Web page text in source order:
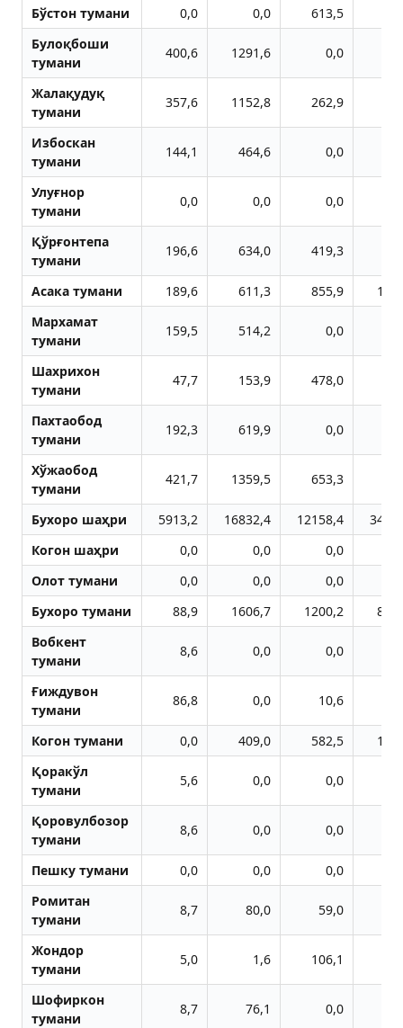
Бўстон тумани 0,0 0,0 613,5
Булоқбоши
тумани
400,6 1291,6 0,0
Жалақудуқ
тумани
357,6 1152,8 262,9
Избоскан
тумани
144,1 464,6 0,0
Улуғнор
тумани
0,0 0,0 0,0
Қўрғонтепа
тумани
196,6 634,0 419,3
Aсака тумани 189,6 611,3 855,9
Мархамат
тумани
159,5 514,2 0,0
Шахрихон
тумани
47,7 153,9 478,0
Пахтаобод
тумани
192,3 619,9 0,0
Хўжаобод
тумани
421,7 1359,5 653,3
Бухоро шаҳри 5913,2 16832,4 12158,4
Когон шаҳри
0,0 0,0 0,0
Олот тумани
0,0 0,0 0,0
Бухоро тумани
88,9 1606,7 1200,2
Вобкент
тумани
8,6 0,0 0,0
Ғиждувон
тумани
86,8 0,0 10,6
Когон тумани 0,0 409,0 582,5
Қоракўл
тумани
5,6 0,0 0,0
Қоровулбозор
тумани
8,6 0,0 0,0
Пешку тумани 0,0 0,0 0,0
Ромитан
тумани
8,7 80,0 59,0
Жондор
тумани
5,0 1,6 106,1
Шофиркон
тумани
8,7 76,1 0,0